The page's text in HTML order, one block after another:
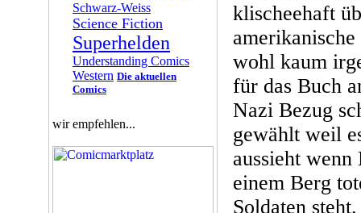
Schwarz-Weiss
Science Fiction
Superhelden
Understanding Comics
Western Die aktuellen
Comics
wir empfehlen...
klischeehaft
wohl kaum
für das Buch
Nazi Bezug
gewählt weil
aussieht
einem Berg
Soldaten steht.